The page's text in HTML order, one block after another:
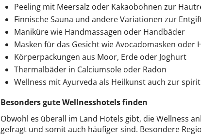
Peeling mit Meersalz oder Kakaobohnen zur
Finnische Sauna und andere Variationen zur
Maniküre wie Handmassagen oder Handbäder
Masken für das Gesicht wie Avocadomasken oder
Körperpackungen aus Moor, Erde oder Joghurt
Thermalbäder in Calciumsole oder Radon
Wellness mit Ayurveda als Heilkunst auch zur
Besonders gute Wellnesshotels finden
Obwohl es überall im Land Hotels gibt, die Wellness
gefragt und somit auch häufiger sind. Besondere